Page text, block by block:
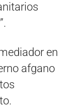
en
afgano